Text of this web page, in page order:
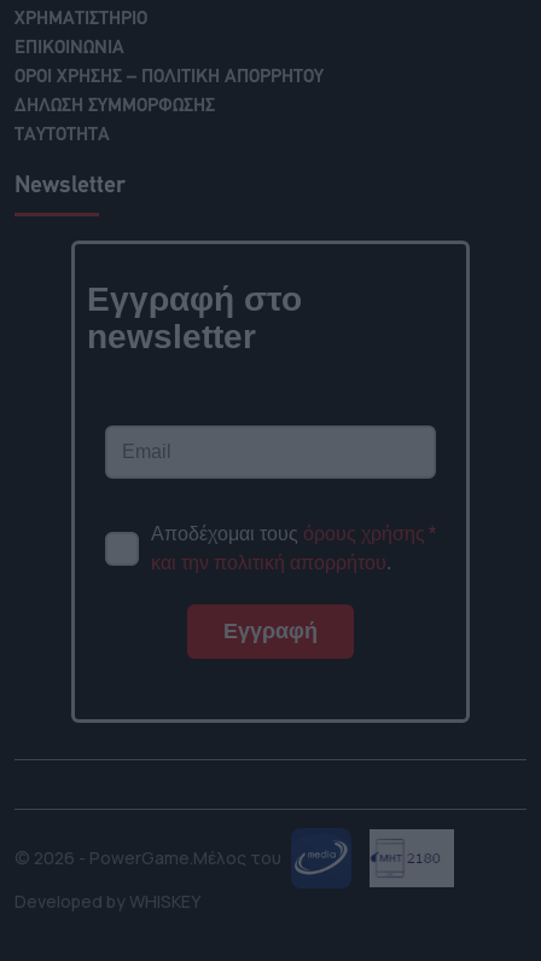
ΧΡΗΜΑΤΙΣΤΗΡΙΟ
ΕΠΙΚΟΙΝΩΝΙΑ
ΟΡΟΙ ΧΡΗΣΗΣ – ΠΟΛΙΤΙΚΗ ΑΠΟΡΡΗΤΟΥ
ΔΗΛΩΣΗ ΣΥΜΜΟΡΦΩΣΗΣ
ΤΑΥΤΟΤΗΤΑ
Newsletter
Εγγραφή στο
newsletter
Αποδέχομαι τους όρους χρήσης
και την πολιτική απορρήτου.
*
Εγγραφή
© 2026 - PowerGame.Μέλος του
Developed by WHISKEY